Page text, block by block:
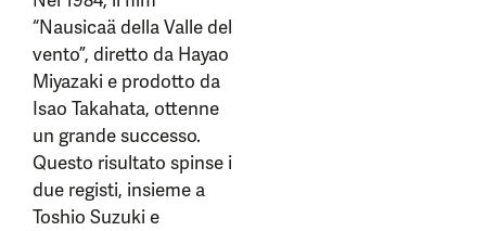
“Nausicaä della Valle del
vento”, diretto da Hayao
Miyazaki e prodotto da
Isao Takahata, ottenne
un grande successo.
Questo risultato spinse i
due registi, insieme a
Toshio Suzuki e